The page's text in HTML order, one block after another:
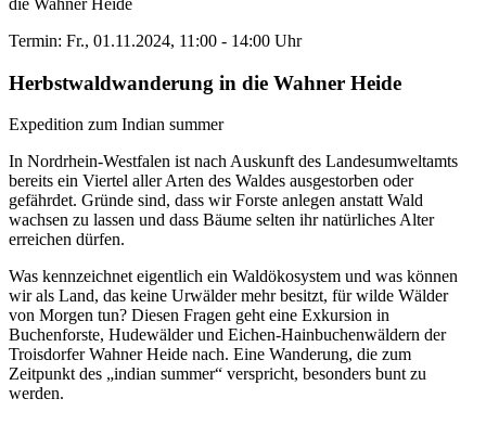
die Wahner Heide
Termin: Fr., 01.11.2024, 11:00 - 14:00 Uhr
Herbstwaldwanderung in die Wahner Heide
Expedition zum Indian summer
In Nordrhein-Westfalen ist nach Auskunft des Landesumweltamts
bereits ein Viertel aller Arten des Waldes ausgestorben oder
gefährdet. Gründe sind, dass wir Forste anlegen anstatt Wald
wachsen zu lassen und dass Bäume selten ihr natürliches Alter
erreichen dürfen.
Was kennzeichnet eigentlich ein Waldökosystem und was können
wir als Land, das keine Urwälder mehr besitzt, für wilde Wälder
von Morgen tun? Diesen Fragen geht eine Exkursion in
Buchenforste, Hudewälder und Eichen-Hainbuchenwäldern der
Troisdorfer Wahner Heide nach. Eine Wanderung, die zum
Zeitpunkt des „indian summer“ verspricht, besonders bunt zu
werden.